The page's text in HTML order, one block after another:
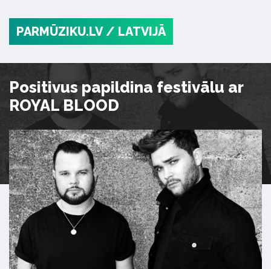
PARMŪZIKU.LV / LATVIJĀ
Positivus papildina festivālu ar
ROYAL BLOOD